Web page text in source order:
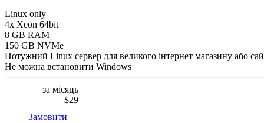
Linux only
4x Xeon 64bit
8 GB RAM
150 GB NVMe
Потужний Linux сервер для великого інтернет магазину або
Не можна встановити Windows
за місяць
$29
Замовити